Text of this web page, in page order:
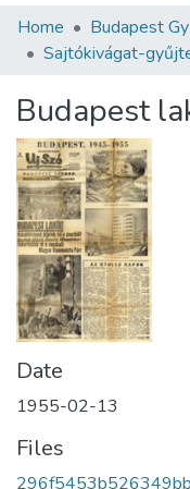
Communities &
Statistics
About us
Home Budapest
Sajtókivágat-
Budapest
Date
1955-02-13
Files